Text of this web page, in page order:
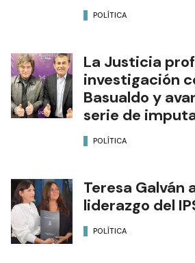
POLÍTICA
La Justicia
investigación
Basualdo y
serie de
POLÍTICA
Teresa Galván
liderazgo del
POLÍTICA